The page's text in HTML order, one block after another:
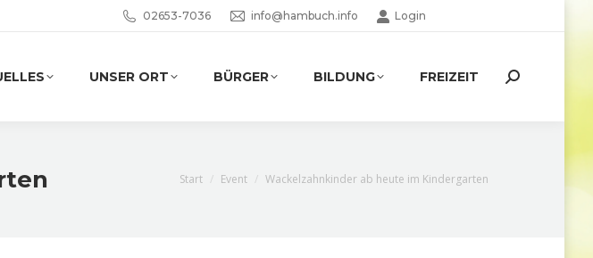
02653-7036 info@hambuch.info Login
UNSER ORT BÜRGER BILDUNG FREIZEIT Search:
Sie befinden sich hier:
Start Event Wackelzahnkinder ab heute im Kindergarten